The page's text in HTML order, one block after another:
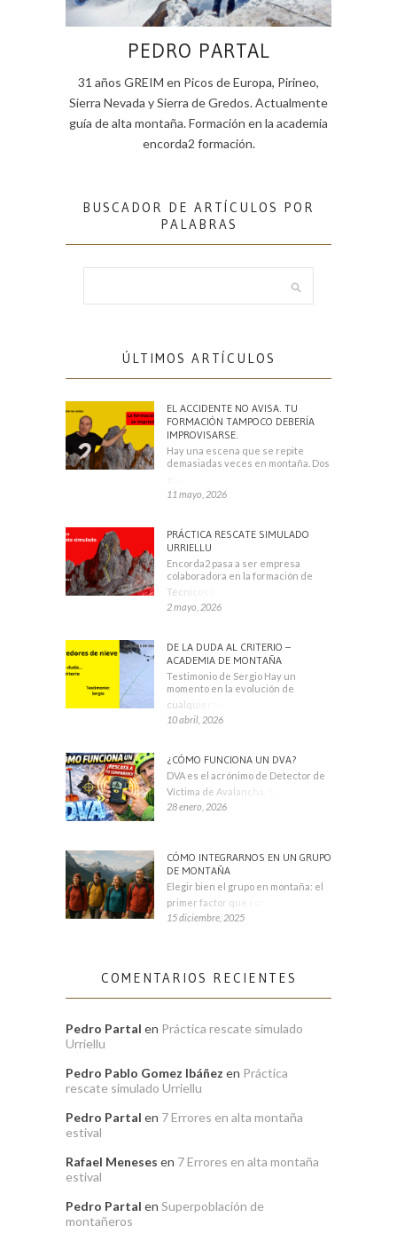
PEDRO PARTAL
31 años GREIM en Picos de Europa, Pirineo,
Sierra Nevada y Sierra de Gredos. Actualmente
guía de alta montaña. Formación en la academia
encorda2 formación.
BUSCADOR DE ARTÍCULOS POR
PALABRAS
ÚLTIMOS ARTÍCULOS
EL ACCIDENTE NO AVISA. TU
FORMACIÓN TAMPOCO DEBERÍA
IMPROVISARSE.
Hay una escena que se repite
demasiadas veces en montaña. Dos
11 mayo, 2026
PRÁCTICA RESCATE SIMULADO
URRIELLU
Encorda2 pasa a ser empresa
colaboradora en la formación de
Técnicos Deportivos
2 mayo, 2026
DE LA DUDA AL CRITERIO –
ACADEMIA DE MONTAÑA
Testimonio de Sergio Hay un
momento en la evolución de
cualquier montañero
10 abril, 2026
¿CÓMO FUNCIONA UN DVA?
DVA es el acrónimo de Detector de
Víctima de Avalancha. También se
28 enero, 2026
CÓMO INTEGRARNOS EN UN GRUPO
DE MONTAÑA
Elegir bien el grupo en montaña: el
primer factor que condiciona tu
15 diciembre, 2025
COMENTARIOS RECIENTES
Pedro Partal en Práctica rescate simulado
Urriellu
Pedro Pablo Gomez Ibáñez en Práctica
rescate simulado Urriellu
Pedro Partal en 7 Errores en alta montaña
estival
Rafael Meneses en 7 Errores en alta montaña
estival
Pedro Partal en Superpoblación de
montañeros